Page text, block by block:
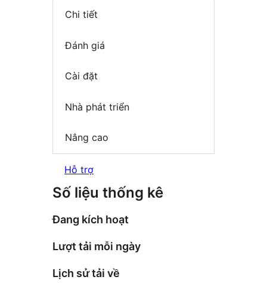
Chi tiết
Đánh giá
Cài đặt
Nhà phát triển
Nâng cao
Hỗ trợ
Số liệu thống kê
Đang kích hoạt
Lượt tải mỗi ngày
Lịch sử tải về